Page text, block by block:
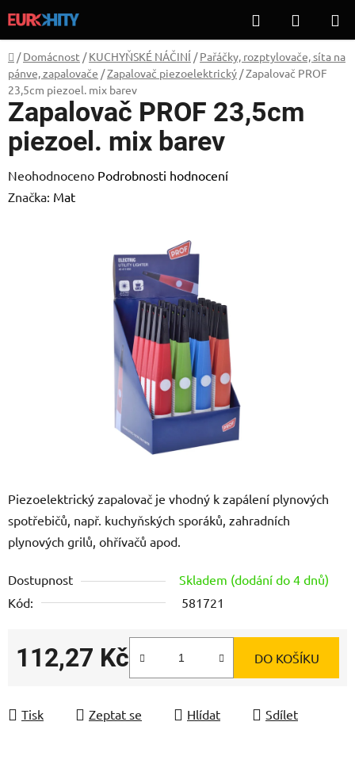
na
obsah
Hledat
KOŠÍK
Domů
/ Domácnost / KUCHYŇSKÉ NÁČINÍ / Pařáčky, rozptylovače, síta na
pánve, zapalovače /Zapalovač piezoelektrický /Zapalovač PROF
23,5cm piezoel. mix barev
Piezoelektrický zapalovač je vhodný k zapálení plynových
spotřebičů, např. kuchyňských sporáků, zahradních
plynových grilů, ohřívačů apod.
Dostupnost
Skladem (dodání do 4 dnů)
Kód:
581721
112,27 Kč DO KOŠÍKU
Tisk Zeptat se Hlídat Sdílet
Zapalovač PROF 23,5cm
piezoel. mix barev
Průměrné
hodnocení
Neohodnoceno Podrobnosti hodnocení
Značka: Mat